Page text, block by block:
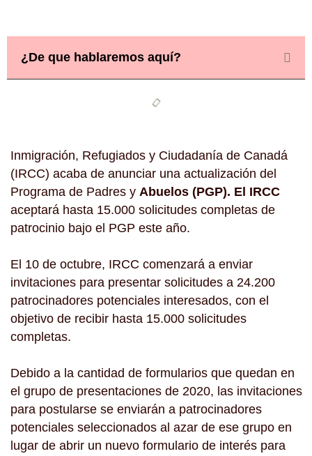
¿De que hablaremos aquí?
Inmigración, Refugiados y Ciudadanía de Canadá
(IRCC) acaba de anunciar una actualización del
Programa de Padres y Abuelos (PGP). El IRCC
aceptará hasta 15.000 solicitudes completas de
patrocinio bajo el PGP este año.
El 10 de octubre, IRCC comenzará a enviar
invitaciones para presentar solicitudes a 24.200
patrocinadores potenciales interesados, con el
objetivo de recibir hasta 15.000 solicitudes
completas.
Debido a la cantidad de formularios que quedan en
el grupo de presentaciones de 2020, las invitaciones
para postularse se enviarán a patrocinadores
potenciales seleccionados al azar de ese grupo en
lugar de abrir un nuevo formulario de interés para